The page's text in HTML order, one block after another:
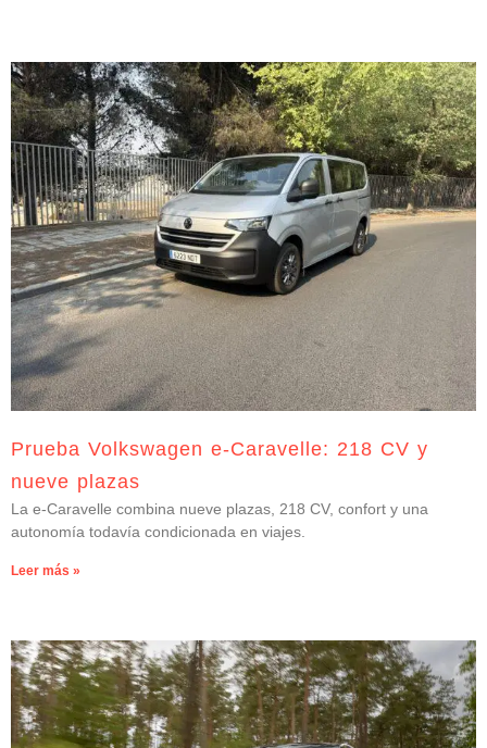
Prueba Volkswagen e-Caravelle: 218 CV y
nueve plazas
La e-Caravelle combina nueve plazas, 218 CV, confort y una
autonomía todavía condicionada en viajes.
Leer más »